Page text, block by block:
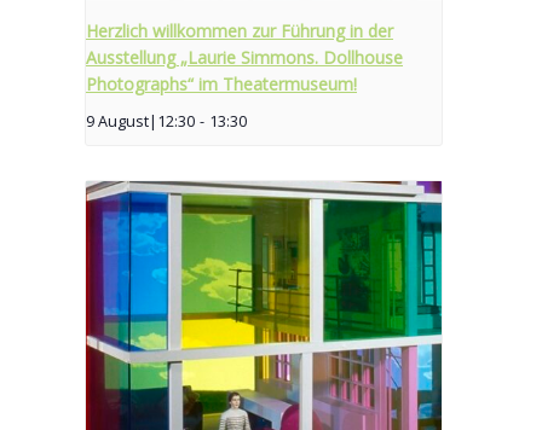
Herzlich willkommen zur Führung in der
Ausstellung „Laurie Simmons. Dollhouse
Photographs“ im Theatermuseum!
9 August|12:30 - 13:30